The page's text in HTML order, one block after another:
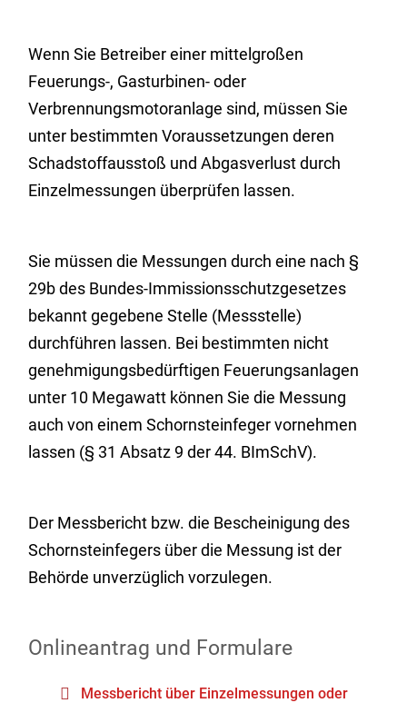
Wenn Sie Betreiber einer mittelgroßen
Feuerungs-, Gasturbinen- oder
Verbrennungsmotoranlage sind, müssen Sie
unter bestimmten Voraussetzungen deren
Schadstoffausstoß und Abgasverlust durch
Einzelmessungen überprüfen lassen.
Sie müssen die Messungen durch eine nach §
29b des Bundes-Immissionsschutzgesetzes
bekannt gegebene Stelle (Messstelle)
durchführen lassen. Bei bestimmten nicht
genehmigungsbedürftigen Feuerungsanlagen
unter 10 Megawatt können Sie die Messung
auch von einem Schornsteinfeger vornehmen
lassen (§ 31 Absatz 9 der 44. BImSchV).
Der Messbericht bzw. die Bescheinigung des
Schornsteinfegers über die Messung ist der
Behörde unverzüglich vorzulegen.
Onlineantrag und Formulare
Messbericht über Einzelmessungen oder